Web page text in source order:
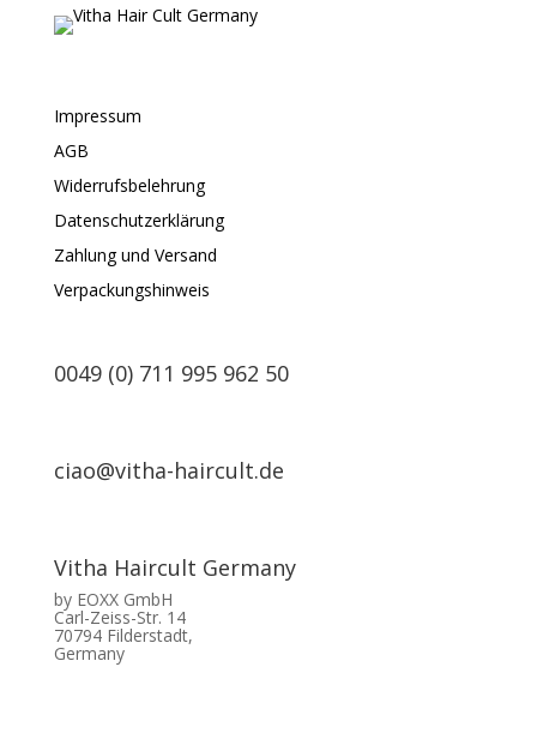
Impressum
AGB
Widerrufsbelehrung
Datenschutzerklärung
Zahlung und Versand
Verpackungshinweis
0049 (0) 711 995 962 50
ciao@vitha-haircult.de
Vitha Haircult Germany
by EOXX GmbH
Carl-Zeiss-Str. 14
70794 Filderstadt,
Germany